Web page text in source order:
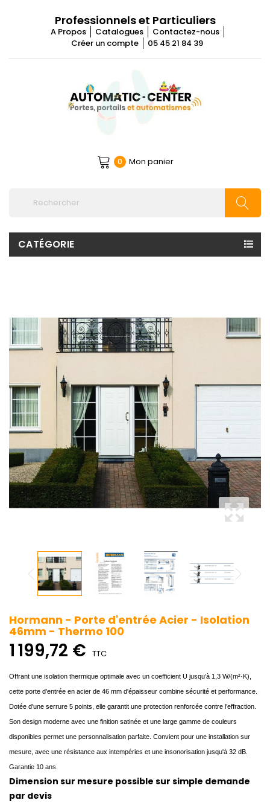
Professionnels et Particuliers
A Propos Catalogues
Contactez-nous
Créer un compte
05 45 21 84 39
0 Mon panier
CATÉGORIE
Hormann - Porte d'entrée Acier - Isolation
46mm - Thermo 100
1 199,72 € TTC
Offrant une isolation thermique optimale avec un coefficient U jusqu’à 1,3 W/(m²·K),
cette porte d'entrée en acier de 46 mm d'épaisseur combine sécurité et performance.
Dotée d'une serrure 5 points, elle garantit une protection renforcée contre l’effraction.
Son design moderne avec une finition satinée et une large gamme de couleurs
disponibles permet une personnalisation parfaite. Convient pour une installation sur
mesure, avec une résistance aux intempéries et une insonorisation jusqu'à 32 dB.
Garantie 10 ans.
Dimension sur mesure possible sur simple demande
par devis